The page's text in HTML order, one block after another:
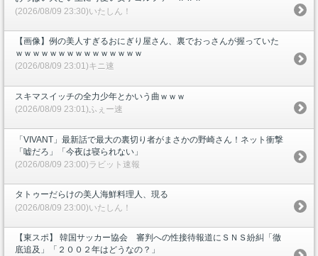
(2026/08/09 23:30)いたしん！
【画像】例の美人すぎるおにぎり屋さん、裏でおっさんが握っていた
ｗｗｗｗｗｗｗｗｗｗｗｗｗｗｗ
(2026/08/09 23:01)キニ速
スキマスイッチの全力少年とかいう曲ｗｗｗ
(2026/08/09 23:01)ふぇー速
「VIVANT」最新話で最大の裏切り者がまさかの野崎さん！ネット衝撃
「嘘だろ」「今夜は寝られない」
(2026/08/09 23:00)ラビット速報
タトゥーだらけの美人海鮮料理人、現る
(2026/08/09 23:00)いたしん！
【東スポ】 韓国サッカー協会 審判への性接待報道にＳＮＳ紛糾「徹
底追及」「２００２年はどうなの？」